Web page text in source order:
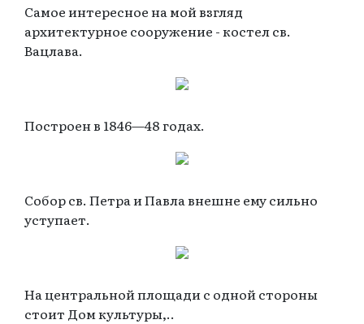
Самое интересное на мой взгляд
архитектурное сооружение - костел св.
Вацлава.
Построен в 1846—48 годах.
Собор св. Петра и Павла внешне ему сильно
уступает.
На центральной площади с одной стороны
стоит Дом культуры,..